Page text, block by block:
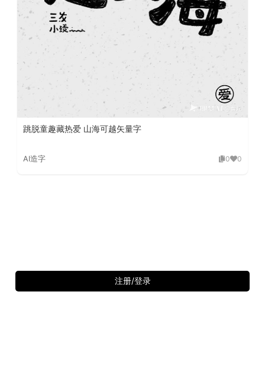
注册/登录
跳脱童趣藏热爱 山海可越矢量字
AI造字 0 0